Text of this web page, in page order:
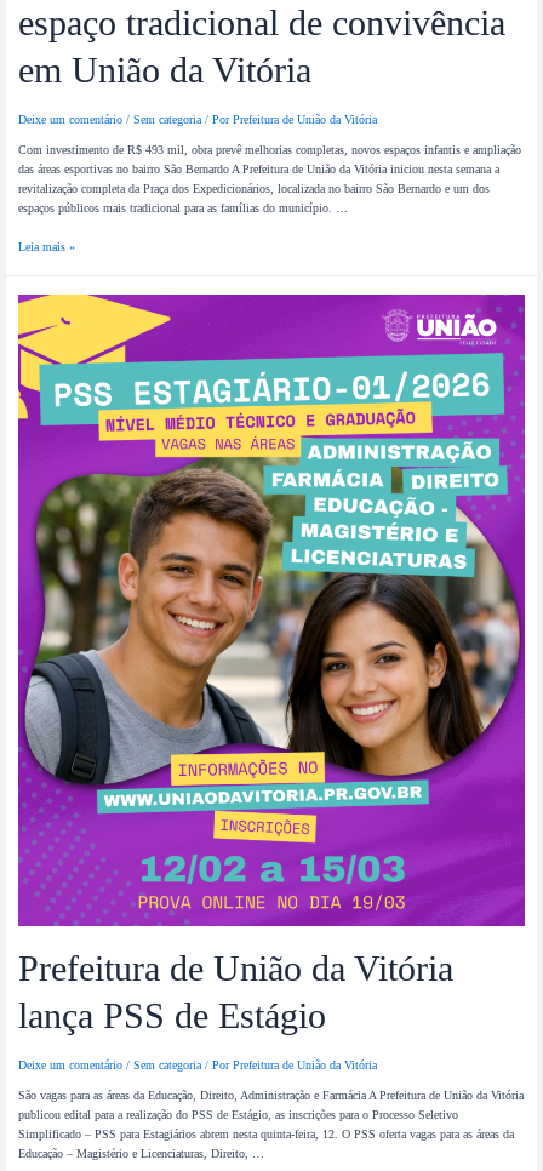
espaço tradicional de convivência
em União da Vitória
Deixe um comentário /Sem categoria / PorPrefeitura de União da Vitória
Com investimento de R$ 493 mil, obra prevê melhorias completas, novos espaços infantis e ampliação
das áreas esportivas no bairro São Bernardo A Prefeitura de União da Vitória iniciou nesta semana a
revitalização completa da Praça dos Expedicionários, localizada no bairro São Bernardo e um dos
espaços públicos mais tradicional para as famílias do município. …
Leia mais »
Prefeitura de União da Vitória
lança PSS de Estágio
Deixe um comentário /Sem categoria / PorPrefeitura de União da Vitória
São vagas para as áreas da Educação, Direito, Administração e Farmácia A Prefeitura de União da Vitória
publicou edital para a realização do PSS de Estágio, as inscrições para o Processo Seletivo
Simplificado – PSS para Estagiários abrem nesta quinta-feira, 12. O PSS oferta vagas para as áreas da
Educação – Magistério e Licenciaturas, Direito, …